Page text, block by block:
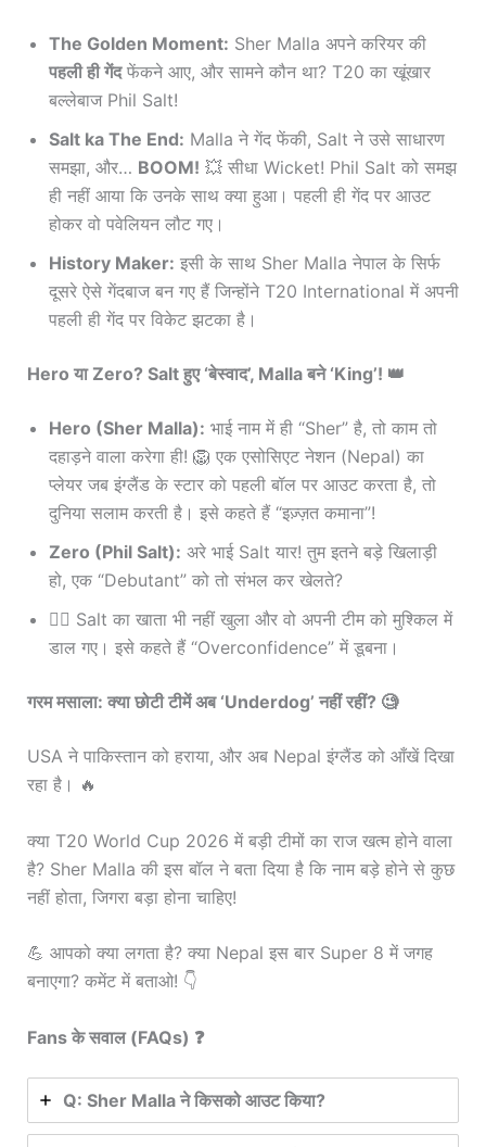
The Golden Moment: Sher Malla अपने करियर की
पहली ही गेंदफेंकने आए, और सामने कौन था? T20 का खूंखार
बल्लेबाज Phil Salt!
Salt ka The End: Malla ने गेंद फेंकी, Salt ने उसे साधारण
समझा, और… BOOM! 💥 सीधा Wicket! Phil Salt को समझ
ही नहीं आया कि उनके साथ क्या हुआ। पहली ही गेंद पर आउट
होकर वो पवेलियन लौट गए।
History Maker: इसी के साथ Sher Malla नेपाल के सिर्फ
दूसरे ऐसे गेंदबाज बन गए हैं जिन्होंने T20 International में अपनी
पहली ही गेंद पर विकेट झटका है।
Hero या Zero? Salt हुए ‘बेस्वाद’, Malla बने ‘King’! 👑
Hero (Sher Malla): भाई नाम में ही “Sher” है, तो काम तो
दहाड़ने वाला करेगा ही! 🦁 एक एसोसिएट नेशन (Nepal) का
प्लेयर जब इंग्लैंड के स्टार को पहली बॉल पर आउट करता है, तो
दुनिया सलाम करती है। इसे कहते हैं “इज़्ज़त कमाना”!
Zero (Phil Salt): अरे भाई Salt यार! तुम इतने बड़े खिलाड़ी
हो, एक “Debutant” को तो संभल कर खेलते?
🤦‍♂️ Salt का खाता भी नहीं खुला और वो अपनी टीम को मुश्किल में
डाल गए। इसे कहते हैं “Overconfidence” में डूबना।
गरम मसाला: क्या छोटी टीमें अब ‘Underdog’ नहीं रहीं? 🧐
USA ने पाकिस्तान को हराया, और अब Nepal इंग्लैंड को आँखें दिखा
रहा है। 🔥
क्या T20 World Cup 2026 में बड़ी टीमों का राज खत्म होने वाला
है? Sher Malla की इस बॉल ने बता दिया है कि नाम बड़े होने से कुछ
नहीं होता, जिगरा बड़ा होना चाहिए!
💪 आपको क्या लगता है? क्या Nepal इस बार Super 8 में जगह
बनाएगा? कमेंट में बताओ! 👇
Fans के सवाल (FAQs) ❓
Q: Sher Malla ने किसको आउट किया?